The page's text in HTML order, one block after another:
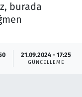
burada
21.09.2024 - 17:25
GÜNCELLEME